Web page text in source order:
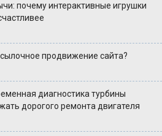
почему интерактивные игрушки
продвижение сайта?
диагностика турбины
дорогого ремонта двигателя